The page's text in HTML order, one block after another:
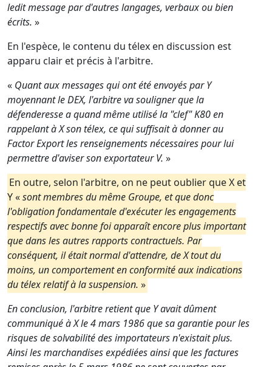
ledit message par d'autres langages, verbaux ou bien
écrits. »
En l'espèce, le contenu du télex en discussion est
apparu clair et précis à l'arbitre.
« Quant aux messages qui ont été envoyés par Y
moyennant le DEX, l'arbitre va souligner que la
défenderesse a quand même utilisé la "clef" K80 en
rappelant à X son télex, ce qui suffisait à donner au
Factor Export les renseignements nécessaires pour lui
permettre d'aviser son exportateur V. »
En outre, selon l'arbitre, on ne peut oublier que X et
Y «sont membres du même Groupe, et que donc
l'obligation fondamentale d'exécuter les engagements
respectifs avec bonne foi apparaît encore plus important
que dans les autres rapports contractuels. Par
conséquent, il était normal d'attendre, de X tout du
moins, un comportement en conformité aux indications
du télex relatif à la suspension. »
En conclusion, l'arbitre retient que Y avait dûment
communiqué à X le 4 mars 1986 que sa garantie pour les
risques de solvabilité des importateurs n'existait plus.
Ainsi les marchandises expédiées ainsi que les factures